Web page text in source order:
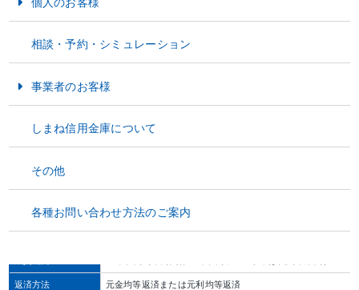
個人のお客様
お金をためる・そなえる
お金をかりる
相談・予約・シミュレーション
事業者のお客様
資金運用
資金調達
経営サポート
しまね信用金庫について
その他
各種お問い合わせ方法のご案内
商品概要
当金庫の会員、または会員資格を有すること
手形交換所において現に取引停止処分を受けていない
融資限度額 5,000万円
資金使途 CO2排出削減にかかる設備資金
返済方法 元金均等返済または元利均等返済